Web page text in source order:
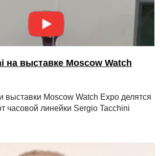
на выставке Moscow Watch
выставки Moscow Watch Expo делятся
часовой линейки Sergio Tacchini